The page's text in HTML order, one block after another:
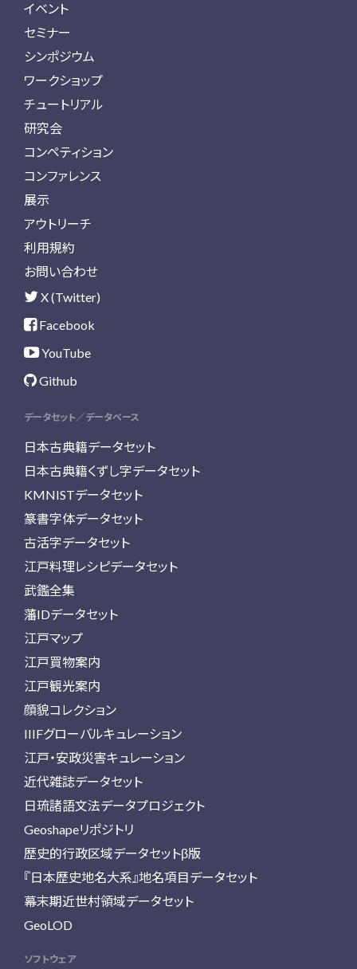
イベント
セミナー
シンポジウム
ワークショップ
チュートリアル
研究会
コンペティション
コンファレンス
展示
アウトリーチ
利用規約
お問い合わせ
X (Twitter)
Facebook
YouTube
Github
データセット／データベース
日本古典籍データセット
日本古典籍くずし字データセット
KMNISTデータセット
篆書字体データセット
古活字データセット
江戸料理レシピデータセット
武鑑全集
藩IDデータセット
江戸マップ
江戸買物案内
江戸観光案内
顔貌コレクション
IIIFグローバルキュレーション
江戸・安政災害キュレーション
近代雑誌データセット
日琉諸語文法データプロジェクト
Geoshapeリポジトリ
歴史的行政区域データセットβ版
『日本歴史地名大系』地名項目データセット
幕末期近世村領域データセット
GeoLOD
ソフトウェア